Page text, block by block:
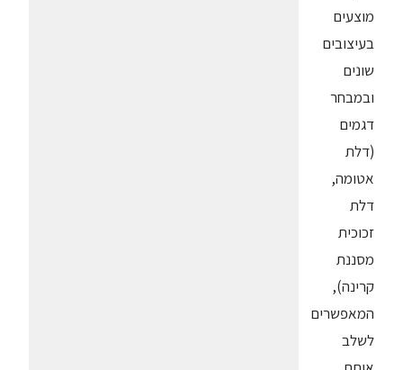
מוצעים
בעיצובים
שונים
ובמבחר
דגמים
(דלת
אטומה,
דלת
זכוכית
מסננת
קרינה),
המאפשרים
לשלב